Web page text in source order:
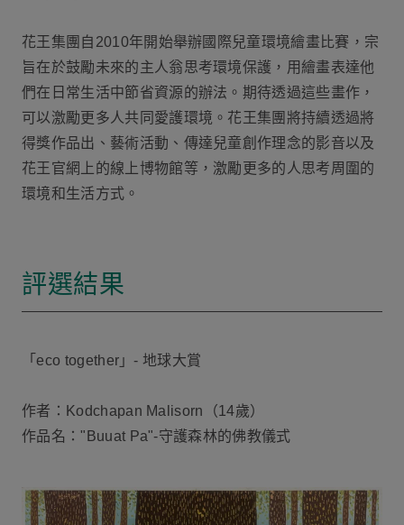
花王集團自2010年開始舉辦國際兒童環境繪畫比賽，宗
旨在於鼓勵未來的主人翁思考環境保護，用繪畫表達他
們在日常生活中節省資源的辦法。期待透過這些畫作，
可以激勵更多人共同愛護環境。花王集團將持續透過將
得獎作品出、藝術活動、傳達兒童創作理念的影音以及
花王官網上的線上博物館等，激勵更多的人思考周圍的
環境和生活方式。
評選結果
「eco together」- 地球大賞
作者：Kodchapan Malisorn（14歲）
作品名："Buuat Pa"-守護森林的佛教儀式